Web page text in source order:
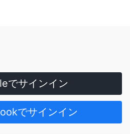
でサインイン
でサインイン